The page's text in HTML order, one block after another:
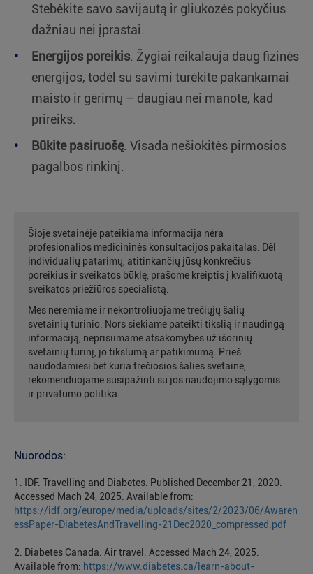
Stebėkite savo savijautą ir gliukozės pokyčius
dažniau nei įprastai.
Energijos poreikis. Žygiai reikalauja daug fizinės
energijos, todėl su savimi turėkite pakankamai
maisto ir gėrimų – daugiau nei manote, kad
prireiks.
Būkite pasiruošę. Visada nešiokitės pirmosios
pagalbos rinkinį.
Šioje svetainėje pateikiama informacija nėra
profesionalios medicininės konsultacijos pakaitalas. Dėl
individualių patarimų, atitinkančių jūsų konkrečius
poreikius ir sveikatos būklę, prašome kreiptis į kvalifikuotą
sveikatos priežiūros specialistą.
Mes neremiame ir nekontroliuojame trečiųjų šalių
svetainių turinio. Nors siekiame pateikti tikslią ir naudingą
informaciją, neprisiimame atsakomybės už išorinių
svetainių turinį, jo tikslumą ar patikimumą. Prieš
naudodamiesi bet kuria trečiosios šalies svetaine,
rekomenduojame susipažinti su jos naudojimo sąlygomis
ir privatumo politika.
Nuorodos:
1. IDF. Travelling and Diabetes. Published December 21, 2020.
Accessed Mach 24, 2025. Available from:
https://idf.org/europe/media/uploads/sites/2/2023/06/Awaren
essPaper-DiabetesAndTravelling-21Dec2020_compressed.pdf
2. Diabetes Canada. Air travel. Accessed Mach 24, 2025.
Available from: https://www.diabetes.ca/learn-about-